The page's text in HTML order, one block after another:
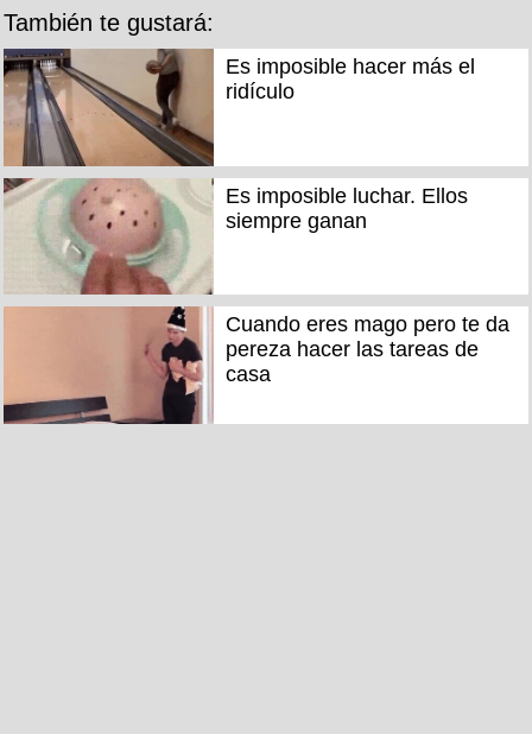
También te gustará:
Es imposible hacer más el
ridículo
Es imposible luchar. Ellos
siempre ganan
Cuando eres mago pero te da
pereza hacer las tareas de
casa